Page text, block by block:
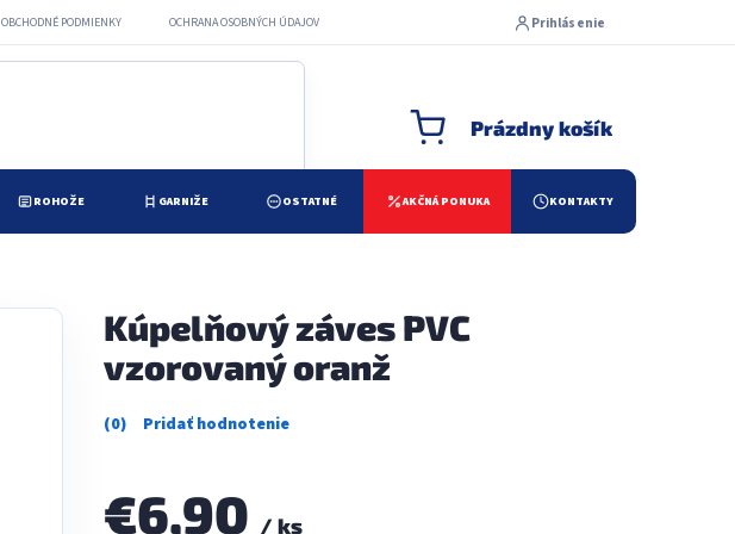
OBCHODNÉ PODMIENKY OCHRANA OSOBNÝCH ÚDAJOV Prihlásenie
NÁKUPNÝ KOŠÍK
Prázdny košík
ROHOŽE GARNIŽE OSTATNÉ AKČNÁ PONUKA KONTAKTY
Kúpelňový záves PVC
vzorovaný oranž
Priemerné
0,0
z
€6,90 / ks